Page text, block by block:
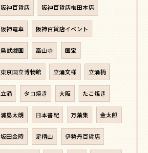
阪神百貨店 阪神百貨店梅田本店
阪神電車 阪神百貨店イベント
鳥獣戯画 高山寺 国宝
東京国立博物館 立涌文様 立涌柄
立涌 タコ焼き 大阪 たこ焼き
浦島太朗 日本書紀 万葉集 金太郎
坂田金時 足柄山 伊勢丹百貨店